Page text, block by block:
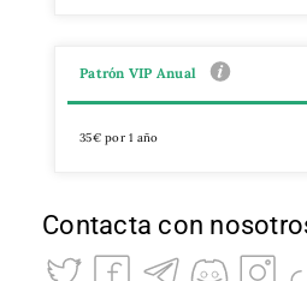
Patrón VIP Anual
35€ por 1 año
Contacta con